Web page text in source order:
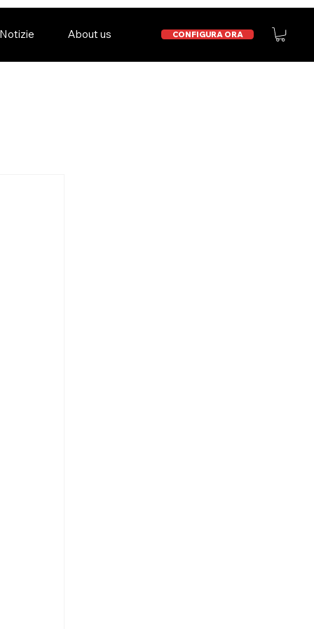
Notizie About us CONFIGURA ORA